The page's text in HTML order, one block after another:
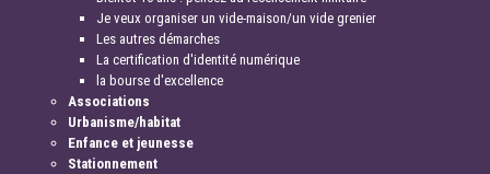
Je veux organiser un vide-maison/un vide grenier
Les autres démarches
La certification d'identité numérique
la bourse d'excellence
Associations
Urbanisme/habitat
Enfance et jeunesse
Stationnement